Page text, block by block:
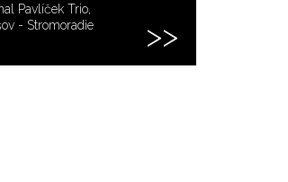
Pavlíček Trio,
- Stromoradie